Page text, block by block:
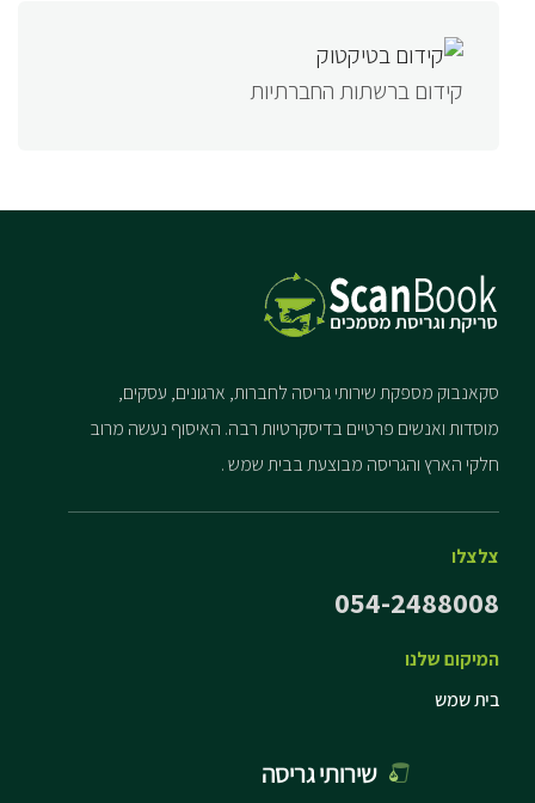
קידום ברשתות החברתיות
סקאנבוק מספקת שירותי גריסה לחברות, ארגונים, עסקים,
מוסדות ואנשים פרטיים בדיסקרטיות רבה. האיסוף נעשה מרוב
חלקי הארץ והגריסה מבוצעת בבית שמש .
צלצלו
054-2488008
המיקום שלנו
בית שמש
שירותי גריסה